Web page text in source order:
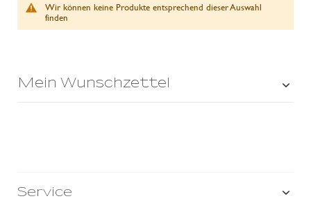
Wir können keine Produkte entsprechend dieser Auswahl
finden
Mein Wunschzettel
Service